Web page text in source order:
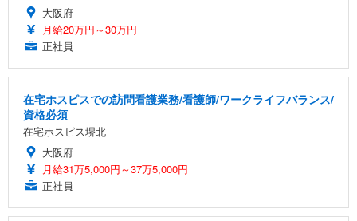
大阪府
月給20万円～30万円
正社員
在宅ホスピスでの訪問看護業務/看護師/ワークライフバランス/
資格必須
在宅ホスピス堺北
大阪府
月給31万5,000円～37万5,000円
正社員